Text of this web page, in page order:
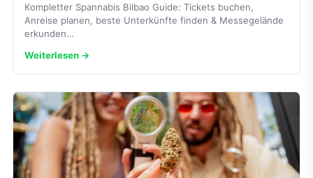
Kompletter Spannabis Bilbao Guide: Tickets buchen,
Anreise planen, beste Unterkünfte finden & Messegelände
erkunden…
Weiterlesen →